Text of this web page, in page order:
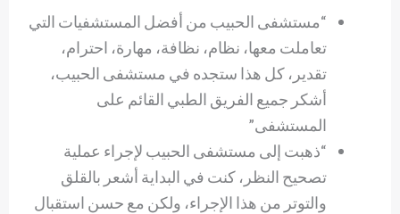
“مستشفى الحبيب من أفضل المستشفيات التي
تعاملت معها، نظام، نظافة، مهارة، احترام،
تقدير، كل هذا ستجده في مستشفى الحبيب،
أشكر جميع الفريق الطبي القائم على
المستشفى”
“ذهبت إلى مستشفى الحبيب لإجراء عملية
تصحيح النظر، كنت في البداية أشعر بالقلق
والتوتر من هذا الإجراء، ولكن مع حسن استقبال